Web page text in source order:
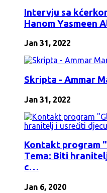
Intervju sa
Hanom Yasmeen
Jan 31, 2022
Skripta - Ammar
Jan 31, 2022
Kontakt program
Tema: Biti
c…
Jan 6, 2020